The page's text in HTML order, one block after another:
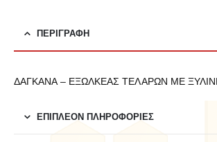
ΠΕΡΙΓΡΑΦΉ
ΔΑΓΚΑΝΑ – ΕΞΩΛΚΕΑΣ ΤΕΛΑΡΩΝ ΜΕ
ΕΠΙΠΛΈΟΝ ΠΛΗΡΟΦΟΡΊΕΣ